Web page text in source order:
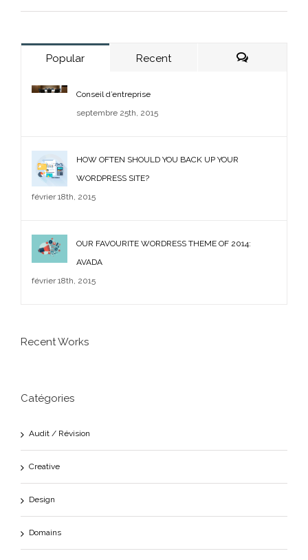
Popular Recent
Conseil d’entreprise
septembre 25th, 2015
HOW OFTEN SHOULD YOU BACK UP YOUR
WORDPRESS SITE?
février 18th, 2015
OUR FAVOURITE WORDRESS THEME OF 2014:
AVADA
février 18th, 2015
Recent Works
Catégories
Audit / Révision
Creative
Design
Domains